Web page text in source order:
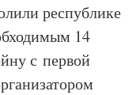
республике
14
с первой